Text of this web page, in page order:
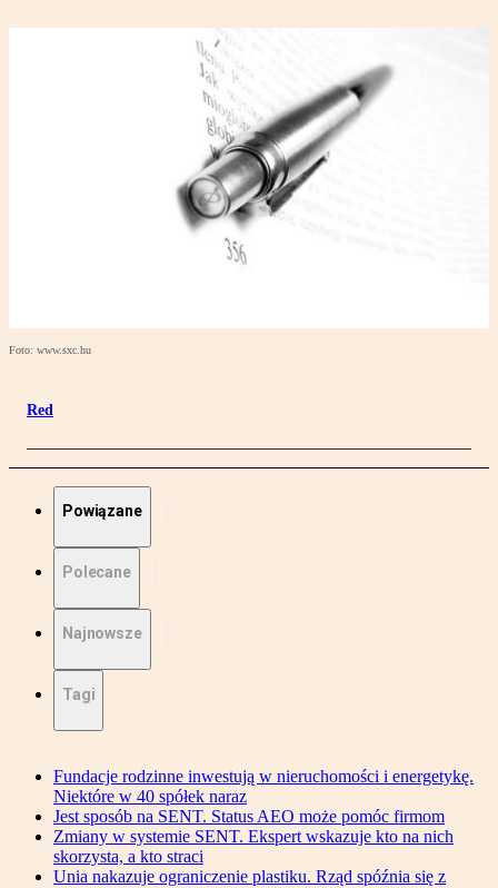
Foto: www.sxc.hu
Red
Powiązane
Polecane
Najnowsze
Tagi
Fundacje rodzinne inwestują w nieruchomości i energetykę.
Niektóre w 40 spółek naraz
Jest sposób na SENT. Status AEO może pomóc firmom
Zmiany w systemie SENT. Ekspert wskazuje kto na nich
skorzysta, a kto straci
Unia nakazuje ograniczenie plastiku. Rząd spóźnia się z